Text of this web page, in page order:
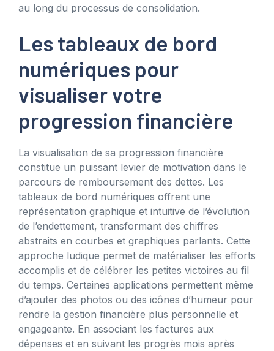
au long du processus de consolidation.
Les tableaux de bord
numériques pour
visualiser votre
progression financière
La visualisation de sa progression financière
constitue un puissant levier de motivation dans le
parcours de remboursement des dettes. Les
tableaux de bord numériques offrent une
représentation graphique et intuitive de l’évolution
de l’endettement, transformant des chiffres
abstraits en courbes et graphiques parlants. Cette
approche ludique permet de matérialiser les efforts
accomplis et de célébrer les petites victoires au fil
du temps. Certaines applications permettent même
d’ajouter des photos ou des icônes d’humeur pour
rendre la gestion financière plus personnelle et
engageante. En associant les factures aux
dépenses et en suivant les progrès mois après